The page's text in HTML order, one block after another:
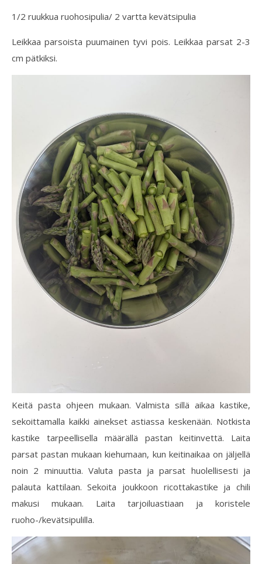
1/2 ruukkua ruohosipulia/ 2 vartta kevätsipulia
Leikkaa parsoista puumainen tyvi pois. Leikkaa parsat 2-3
cm pätkiksi.
Keitä pasta ohjeen mukaan. Valmista sillä aikaa kastike,
sekoittamalla kaikki ainekset astiassa keskenään. Notkista
kastike tarpeellisella määrällä pastan keitinvettä. Laita
parsat pastan mukaan kiehumaan, kun keitinaikaa on jäljellä
noin 2 minuuttia. Valuta pasta ja parsat huolellisesti ja
palauta kattilaan. Sekoita joukkoon ricottakastike ja chili
makusi mukaan. Laita tarjoiluastiaan ja koristele
ruoho-/kevätsipulilla.